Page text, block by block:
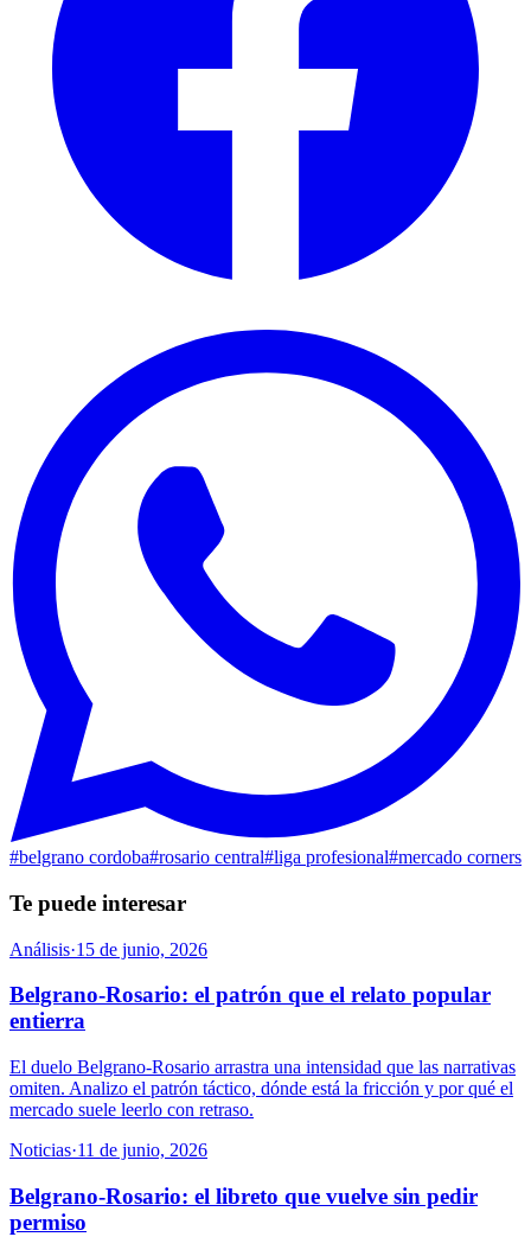
#belgrano cordoba#rosario central#liga profesional#mercado corners
Te puede interesar
Análisis·15 de junio, 2026
Belgrano-Rosario: el patrón que el relato popular
entierra
El duelo Belgrano-Rosario arrastra una intensidad que las narrativas
omiten. Analizo el patrón táctico, dónde está la fricción y por qué el
mercado suele leerlo con retraso.
Noticias·11 de junio, 2026
Belgrano-Rosario: el libreto que vuelve sin pedir
permiso